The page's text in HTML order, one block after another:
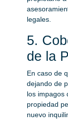
legales.
5.
de la
En caso de
dejando de
los impagos
propiedad
nuevo